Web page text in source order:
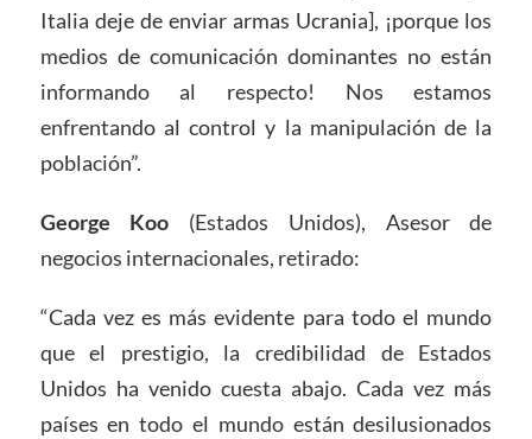
Italia deje de enviar armas Ucrania], ¡porque los
medios de comunicación dominantes no están
informando al respecto! Nos estamos
enfrentando al control y la manipulación de la
población”.
George Koo (Estados Unidos), Asesor de
negocios internacionales, retirado:
“Cada vez es más evidente para todo el mundo
que el prestigio, la credibilidad de Estados
Unidos ha venido cuesta abajo. Cada vez más
países en todo el mundo están desilusionados